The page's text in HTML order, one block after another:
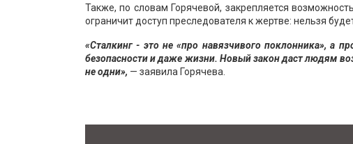
Также, по словам Горячевой, закрепляется
ограничит доступ преследователя к жертве: нельзя
«Сталкинг - это не «про навязчивого поклонника», а
безопасности и даже жизни. Новый закон даст людям
не одни», — заявила Горячева.